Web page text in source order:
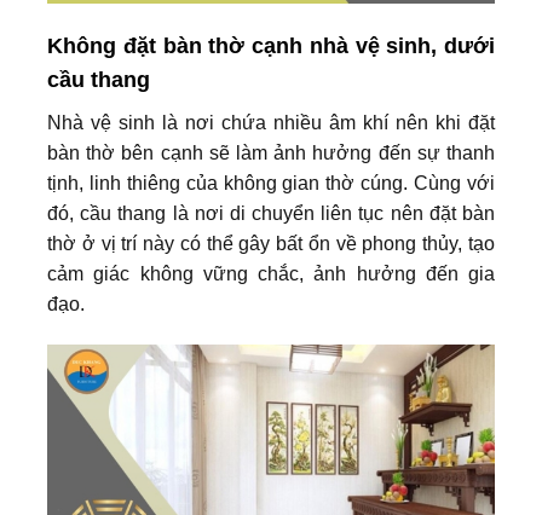
Không đặt bàn thờ cạnh nhà vệ sinh, dưới
cầu thang
Nhà vệ sinh là nơi chứa nhiều âm khí nên khi đặt
bàn thờ bên cạnh sẽ làm ảnh hưởng đến sự thanh
tịnh, linh thiêng của không gian thờ cúng. Cùng với
đó, cầu thang là nơi di chuyển liên tục nên đặt bàn
thờ ở vị trí này có thể gây bất ổn về phong thủy, tạo
cảm giác không vững chắc, ảnh hưởng đến gia
đạo.